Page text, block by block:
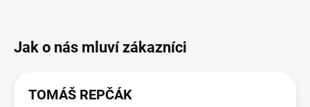
TOMÁŠ REPČÁK